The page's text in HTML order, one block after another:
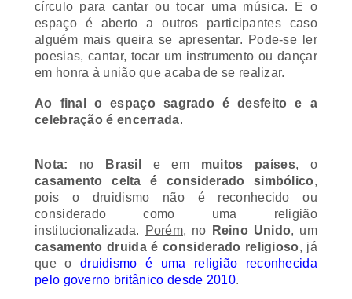
espaço é aberto a outros participantes caso
alguém mais queira se apresentar. Pode-se ler
poesias, cantar, tocar um instrumento ou dançar
em honra à união que acaba de se realizar.
celebração é encerrada.
casamento celta é considerado simbólico,
pois o druidismo não é reconhecido ou
considerado como uma religião
institucionalizada.Porém Reino Unido, um
casamento druida é considerado religioso , já
que odruidismo é uma religião reconhecida
pelo governo britânico desde 2010.